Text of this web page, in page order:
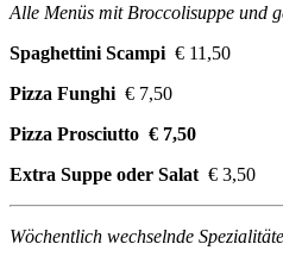
Alle Menüs mit Broccolisuppe und
Spaghettini Scampi € 11,50
Pizza Funghi € 7,50
Pizza Prosciutto € 7,50
Extra Suppe oder Salat € 3,50
Wöchentlich wechselnde